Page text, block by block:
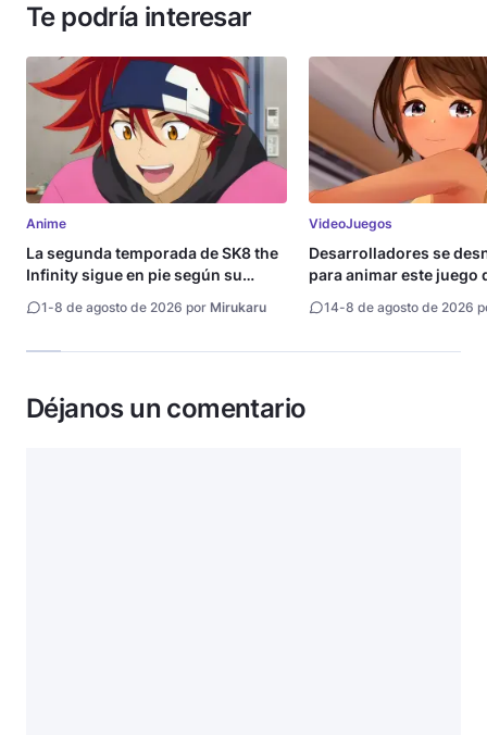
Te podría interesar
Anime
La segunda temporada de SK8 the
Infinity sigue en pie según su
1-8 de agosto de 2026 por Mirukaru
VideoJuegos
Desarrolladores se
para animar este juego
14-8 de agosto de 2026
Déjanos un comentario